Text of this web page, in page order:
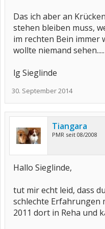
Das ich aber an
stehen bleiben muss,
im rechten Bein immer
wollte niemand sehen.....
lg Sieglinde
30. September 2014
Tiangara
PMR seit 08/2008
Hallo Sieglinde,
tut mir echt leid, dass
schlechte Erfahrungen
2011 dort in Reha und